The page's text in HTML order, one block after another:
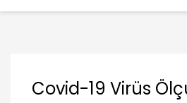
Covid-19 Virüs